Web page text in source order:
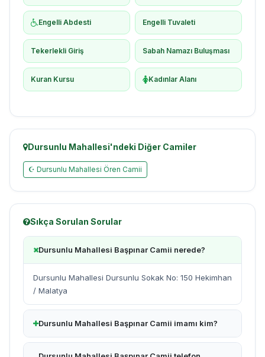
Engelli Abdesti Engelli Tuvaleti
Tekerlekli Giriş Sabah Namazı Buluşması
Kuran Kursu Kadınlar Alanı
Dursunlu Mahallesi'ndeki Diğer Camiler
☪ Dursunlu Mahallesi Ören Camii
Sıkça Sorulan Sorular
Dursunlu Mahallesi Başpınar Camii nerede?
Dursunlu Mahallesi Dursunlu Sokak No: 150 Hekimhan
/ Malatya
Dursunlu Mahallesi Başpınar Camii imamı kim?